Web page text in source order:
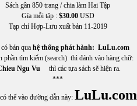
ĐỨC BẠN
ĐỨC BẠN
ĐỨC HẠNH
ĐỨC TÙNG
Hải Yến
HÀN CHUNG
vcv
Sách gần 850 trang / chia làm Hai Tập
Gía mỗi tập : $30.00USD
Tạp chí Hợp-Lưu xuất bản 11-2019
bán qua hệ thống phát hành: LuLu.com
phần tìm kiếm (search) thì đánh vào hàng chữ:
Ngu Vu thì các tựa sách sẽ hiện ra.
***
thể vào đường dẫn này: LuLu.com